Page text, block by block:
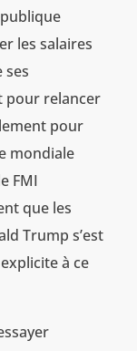
les salaires
ses
pour relancer
pour
mondiale
FMI
que les
Trump s’est
à ce